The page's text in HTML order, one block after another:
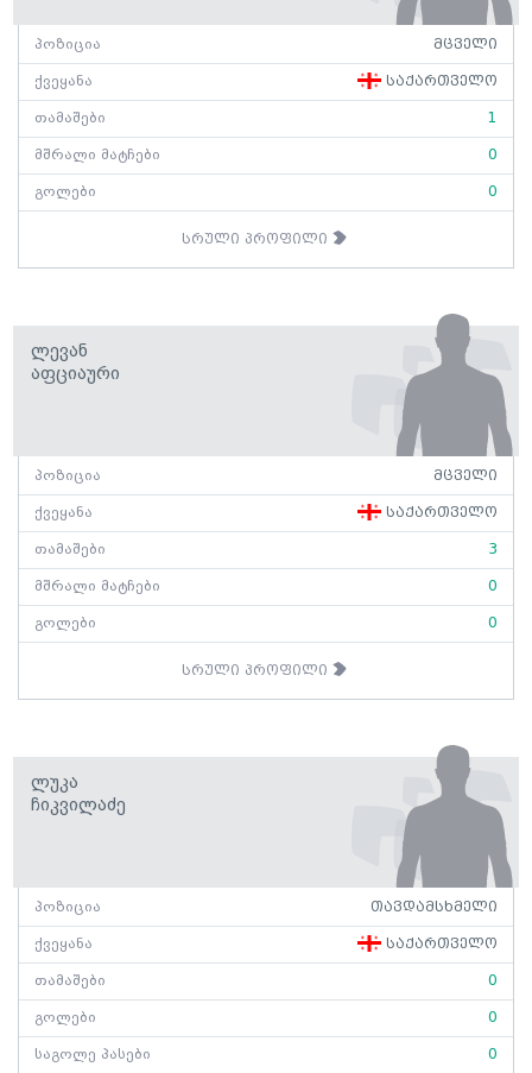
პოზიცია მცველი
ქვეყანა საქართველო
თამაშები 1
მშრალი მატჩები 0
გოლები 0
სრული პროფილი
Ლევან
Აფციაური
პოზიცია მცველი
ქვეყანა საქართველო
თამაშები 3
მშრალი მატჩები 0
გოლები 0
სრული პროფილი
Ლუკა
Ჩიკვილაძე
პოზიცია თავდამსხმელი
ქვეყანა საქართველო
თამაშები 0
გოლები 0
საგოლე პასები 0